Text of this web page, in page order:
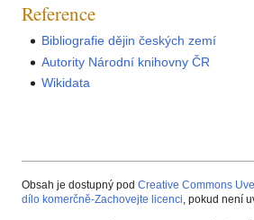
Reference
Bibliografie dějin českých zemí
Autority Národní knihovny ČR
Wikidata
Obsah je dostupný pod Creative Commons
dílo komerčně-Zachovejte licenci , pokud není